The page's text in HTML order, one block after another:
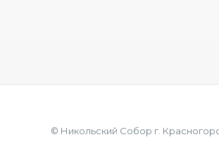
© Никольский Собор г.